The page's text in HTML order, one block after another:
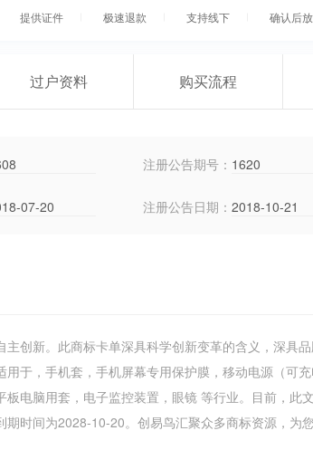
提供证件 极速退款 支持线下 确认后
过户资料 购买流程
注册公告期号： 1620
07-20 注册公告日期： 2018-10-21
主创新。此商标卡单深具科学创新变革的含义，深具
用于，手机套，手机屏幕专用保护膜，移动电源（可
板电脑用套，电子监控装置，眼镜 等行业。目前，
期时间为2028-10-20。创易鸟汇聚众多商标资源，为